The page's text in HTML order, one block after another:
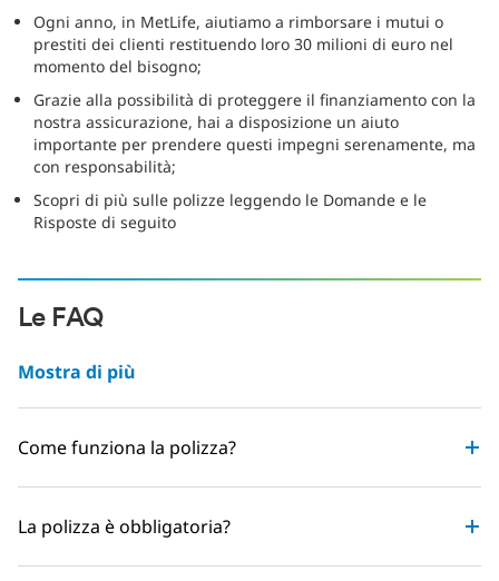
Ogni anno, in MetLife, aiutiamo a rimborsare i mutui o
prestiti dei clienti restituendo loro 30 milioni di euro nel
momento del bisogno;
Grazie alla possibilità di proteggere il finanziamento con la
nostra assicurazione, hai a disposizione un aiuto
importante per prendere questi impegni serenamente, ma
con responsabilità;
Scopri di più sulle polizze leggendo le Domande e le
Risposte di seguito
Le FAQ
Mostra di più
Come funziona la polizza?
La polizza è obbligatoria?